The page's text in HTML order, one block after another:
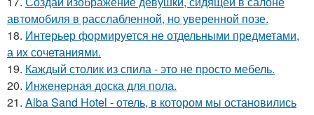
автомобиля в расслабленной, но уверенной позе.
18. Интерьер формируется не отдельными предметами,
а их сочетаниями.
19. Каждый столик из спила - это не просто мебель.
20. Инжeнepная доска для пола.
21. Alba Sand Hotel - отель, в котором мы остановились